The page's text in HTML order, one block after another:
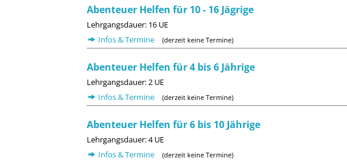
Abenteuer Helfen für 10 - 16 Jägrige
Lehrgangsdauer: 16 UE
Infos & Termine
(derzeit keine Termine)
Abenteuer Helfen für 4 bis 6 Jährige
Lehrgangsdauer: 2 UE
Infos & Termine
(derzeit keine Termine)
Abenteuer Helfen für 6 bis 10 Jährige
Lehrgangsdauer: 4 UE
Infos & Termine
(derzeit keine Termine)